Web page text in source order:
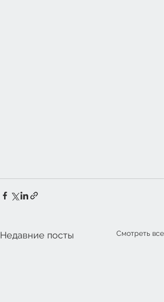
Недавние посты Смотреть все